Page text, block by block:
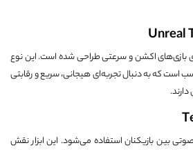
بازی‌های اکشن و سرعتی طراحی شده است. این نوع
است که به دنبال تجربه‌ای هیجانی، سریع و رقابتی
صوتی بین بازیکنان استفاده می‌شود. این ابزار نقش